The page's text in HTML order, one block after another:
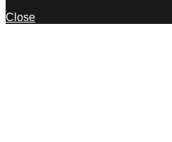
Close